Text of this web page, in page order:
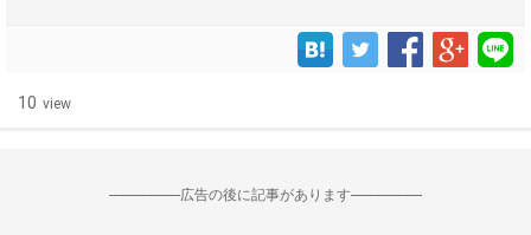
10 view
--------------------広告の後に記事があります--------------------